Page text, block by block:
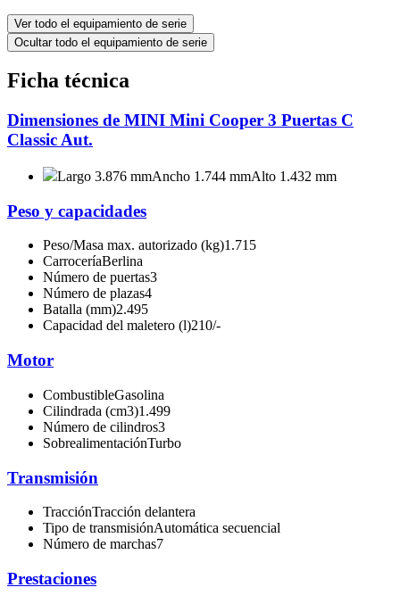
Ver todo el equipamiento de serie
Ocultar todo el equipamiento de serie
Ficha técnica
Dimensiones de MINI Mini Cooper 3 Puertas C
Classic Aut.
Largo 3.876 mmAncho 1.744 mmAlto 1.432 mm
Peso y capacidades
Peso/Masa max. autorizado (kg)1.715
CarroceríaBerlina
Número de puertas3
Número de plazas4
Batalla (mm)2.495
Capacidad del maletero (l)210/-
Motor
CombustibleGasolina
Cilindrada (cm3)1.499
Número de cilindros3
SobrealimentaciónTurbo
Transmisión
TracciónTracción delantera
Tipo de transmisiónAutomática secuencial
Número de marchas7
Prestaciones